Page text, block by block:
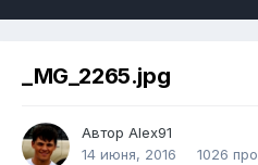
_MG_2265.jpg
Автор Alex91
14 июня, 2016
1026